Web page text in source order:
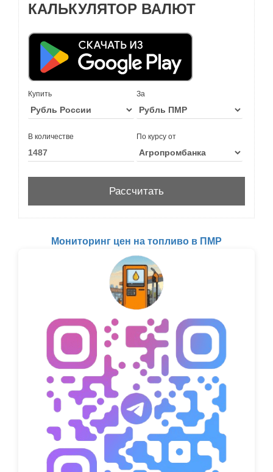
КАЛЬКУЛЯТОР ВАЛЮТ
Купить За
В количестве По курсу от
Мониторинг цен на топливо в ПМР